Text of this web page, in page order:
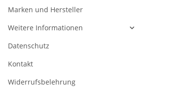
Marken und Hersteller
Weitere Informationen
Datenschutz
Kontakt
Widerrufsbelehrung